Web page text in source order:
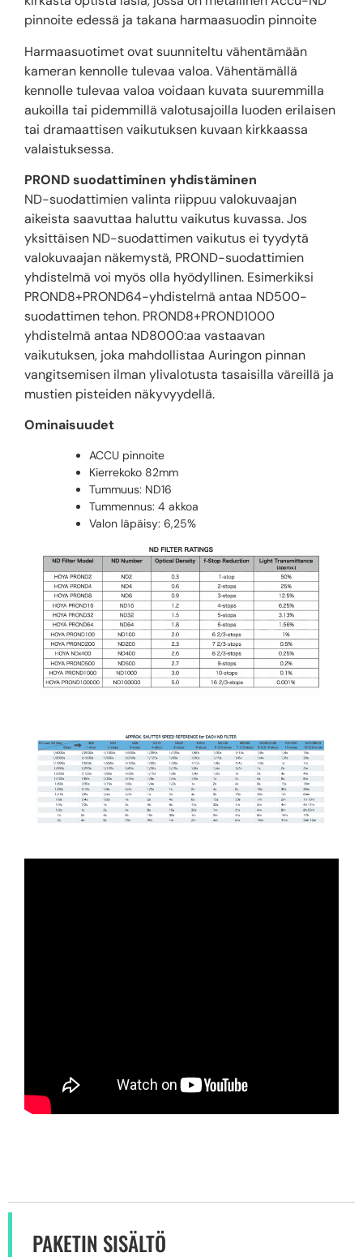
pinnoite edessä ja takana harmaasuodin pinnoite
Harmaasuotimet ovat suunniteltu vähentämään
kameran kennolle tulevaa valoa. Vähentämällä
kennolle tulevaa valoa voidaan kuvata suuremmilla
aukoilla tai pidemmillä valotusajoilla luoden erilaisen
tai dramaattisen vaikutuksen kuvaan kirkkaassa
valaistuksessa.
PROND suodattiminen yhdistäminen
ND-suodattimien valinta riippuu valokuvaajan
aikeista saavuttaa haluttu vaikutus kuvassa. Jos
yksittäisen ND-suodattimen vaikutus ei tyydytä
valokuvaajan näkemystä, PROND-suodattimien
yhdistelmä voi myös olla hyödyllinen. Esimerkiksi
PROND8+PROND64-yhdistelmä antaa ND500-
suodattimen tehon. PROND8+PROND1000
yhdistelmä antaa ND8000:aa vastaavan
vaikutuksen, joka mahdollistaa Auringon pinnan
vangitsemisen ilman ylivalotusta tasaisilla väreillä ja
mustien pisteiden näkyvyydellä.
Ominaisuudet
ACCU pinnoite
Kierrekoko 82mm
Tummuus: ND16
Tummennus: 4 akkoa
Valon läpäisy: 6,25%
PAKETIN SISÄLTÖ